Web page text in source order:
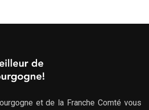
et de la Franche Comté vous